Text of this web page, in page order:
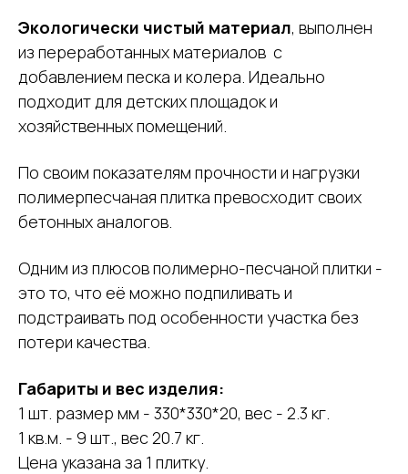
Экологически чистый материал, выполнен
из переработанных материалов с
добавлением песка и колера. Идеально
подходит для детских площадок и
хозяйственных помещений.
По своим показателям прочности и нагрузки
полимерпесчаная плитка превосходит своих
бетонных аналогов.
Одним из плюсов полимерно-песчаной плитки -
это то, что её можно подпиливать и
подстраивать под особенности участка без
потери качества.
Габариты и вес изделия:
1 шт. размер мм - 330*330*20, вес - 2.3 кг.
1 кв.м. - 9 шт., вес 20.7 кг.
Цена указана за 1 плитку.